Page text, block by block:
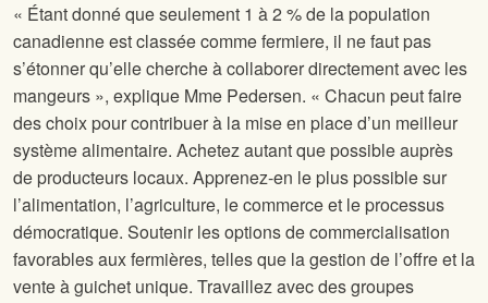
« Étant donné que seulement 1 à 2 % de la population
canadienne est classée comme fermiere, il ne faut pas
s’étonner qu’elle cherche à collaborer directement avec les
mangeurs », explique Mme Pedersen. « Chacun peut faire
des choix pour contribuer à la mise en place d’un meilleur
système alimentaire. Achetez autant que possible auprès
de producteurs locaux. Apprenez-en le plus possible sur
l’alimentation, l’agriculture, le commerce et le processus
démocratique. Soutenir les options de commercialisation
favorables aux fermières, telles que la gestion de l’offre et la
vente à guichet unique. Travaillez avec des groupes